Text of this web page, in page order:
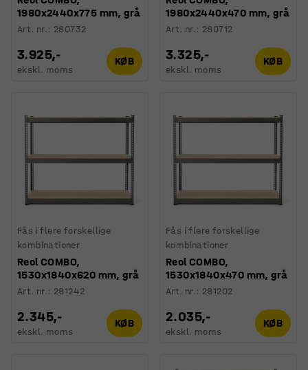
1980x2440x775 mm, grå
Art. nr.: 280732
3.925,-
ekskl. moms
KØB
1980x2440x470 mm, grå
Art. nr.: 280712
3.325,-
ekskl. moms
KØB
Fås i flere forskellige
kombinationer
Reol COMBO,
1530x1840x620 mm, grå
Art. nr.: 281242
2.345,-
ekskl. moms
KØB
Fås i flere forskellige
kombinationer
Reol COMBO,
1530x1840x470 mm, grå
Art. nr.: 281202
2.035,-
ekskl. moms
KØB